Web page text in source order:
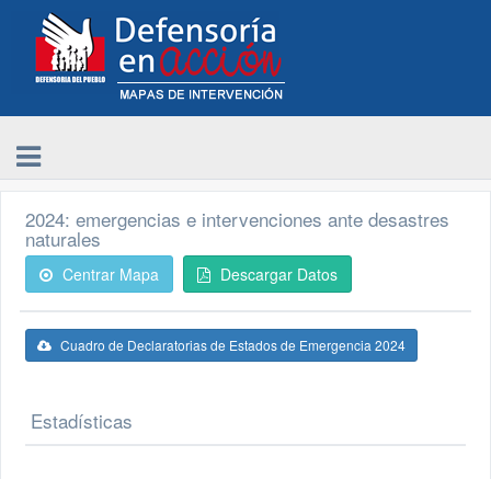
2024: emergencias e intervenciones ante desastres
naturales
Centrar Mapa Descargar Datos
Cuadro de Declaratorias de Estados de Emergencia 2024
Estadísticas